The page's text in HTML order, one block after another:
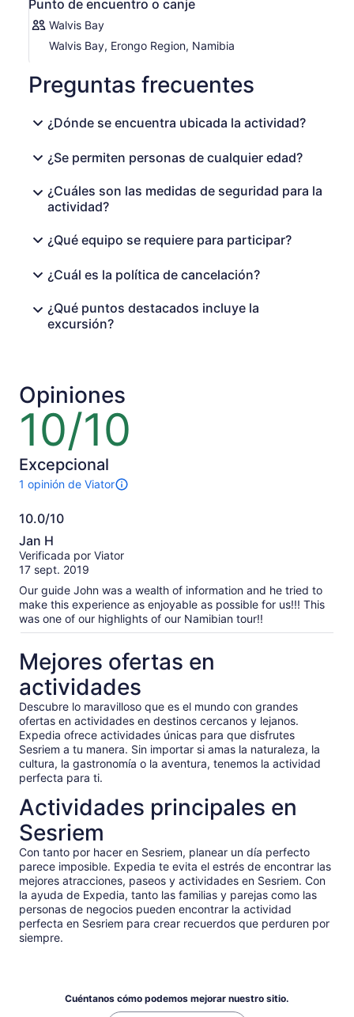
Punto de encuentro o canje
Walvis Bay
Walvis Bay, Erongo Region, Namibia
Preguntas frecuentes
¿Dónde se encuentra ubicada la actividad?
¿Se permiten personas de cualquier edad?
¿Cuáles son las medidas de seguridad para la
actividad?
¿Qué equipo se requiere para participar?
¿Cuál es la política de cancelación?
¿Qué puntos destacados incluye la
excursión?
Opiniones
10/10
10
10
Excepcional
1 opinión de Viator
1
sobre
esta
actividad.
Más
información
sobre
las
opiniones
verificadas
10.0/10
10.0
de
10
Jan H
Verificada por Viator
17 sept. 2019
Our guide John was a wealth of information and he tried to
make this experience as enjoyable as possible for us!!! This
was one of our highlights of our Namibian tour!!
Mejores ofertas en
actividades
Descubre lo maravilloso que es el mundo con grandes
ofertas en actividades en destinos cercanos y lejanos.
Expedia ofrece actividades únicas para que disfrutes
Sesriem a tu manera. Sin importar si amas la naturaleza, la
cultura, la gastronomía o la aventura, tenemos la actividad
perfecta para ti.
Actividades principales en
Sesriem
Con tanto por hacer en Sesriem, planear un día perfecto
parece imposible. Expedia te evita el estrés de encontrar las
mejores atracciones, paseos y actividades en Sesriem. Con
la ayuda de Expedia, tanto las familias y parejas como las
personas de negocios pueden encontrar la actividad
perfecta en Sesriem para crear recuerdos que perduren por
siempre.
Cuéntanos cómo podemos mejorar nuestro sitio.